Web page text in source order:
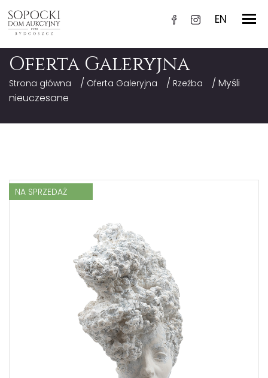
EN
Oferta Galeryjna
Strona główna / Oferta Galeryjna / Rzeźba
/ Myśli
nieuczesane
NA SPRZEDAŻ